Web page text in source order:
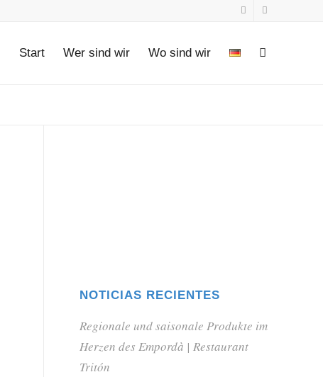
Start Wer sind wir Wo sind wir
NOTICIAS RECIENTES
Regionale und saisonale Produkte im
Herzen des Empordà | Restaurant
Tritón